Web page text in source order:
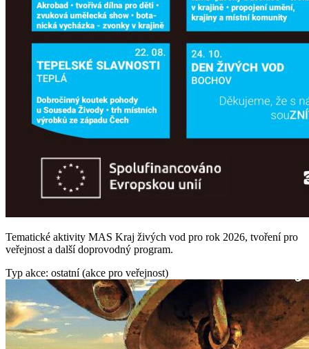
Tematické aktivity MAS Kraj živých vod pro rok 2026, tvoření pro
veřejnost a další doprovodný program.
Typ akce: ostatní (akce pro veřejnost)